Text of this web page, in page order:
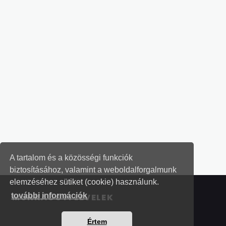
A tartalom és a közösségi funkciók
biztosításához, valamint a weboldalforgalmunk
elemzéséhez sütiket (cookie) használunk.
további információk
Értem
MUNKAÜGYI LEVELEK